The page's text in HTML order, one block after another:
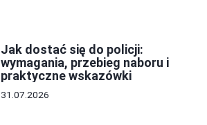
Jak dostać się do policji:
wymagania, przebieg naboru i
praktyczne wskazówki
31.07.2026